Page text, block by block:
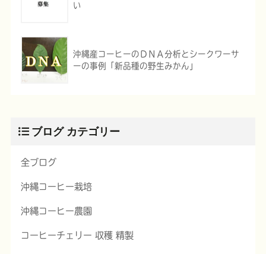
い
沖縄産コーヒーのＤＮＡ分析とシークワーサ
ーの事例「新品種の野生みかん」
ブログ カテゴリー
全ブログ
沖縄コーヒー栽培
沖縄コーヒー農園
コーヒーチェリー 収穫 精製